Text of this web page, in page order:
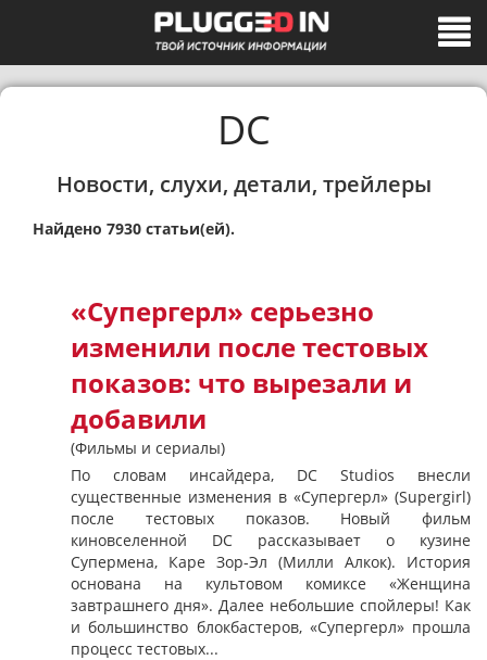
DC
Новости, слухи, детали, трейлеры
Найдено 7930 статьи(ей).
«Супергерл» серьезно
изменили после тестовых
показов: что вырезали и
добавили
(Фильмы и сериалы)
По словам инсайдера, DC Studios внесли
существенные изменения в «Супергерл» (Supergirl)
после тестовых показов. Новый фильм
киновселенной DC рассказывает о кузине
Супермена, Каре Зор-Эл (Милли Алкок). История
основана на культовом комиксе «Женщина
завтрашнего дня». Далее небольшие спойлеры! Как
и большинство блокбастеров, «Супергерл» прошла
процесс тестовых...